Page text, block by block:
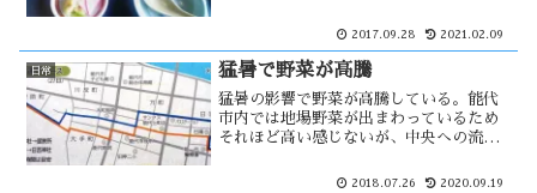
うと試みても、絶対に同じ味を出す事が
かが違う。それがプロの味なんだろうな
ぁ。
2017.09.28 2021.02.09
日常 猛暑で野菜が高騰
猛暑の影響で野菜が高騰している。能代
市内では地場野菜が出まわっているため
それほど高い感じないが、中央への流通
少の見た目が悪くても、直売所が大きな
2018.07.26 2020.09.19